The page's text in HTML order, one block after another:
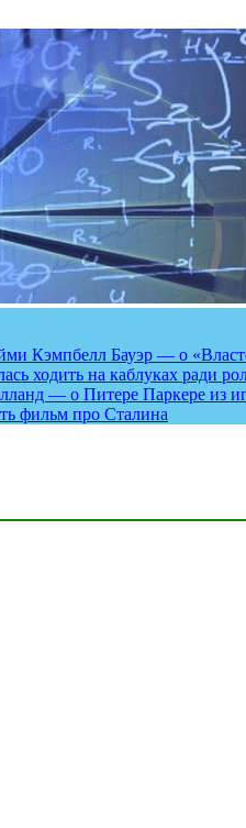
Кэмпбелл Бауэр — о
ходить на каблуках ради
— о Питере Паркере из
фильм про Сталина